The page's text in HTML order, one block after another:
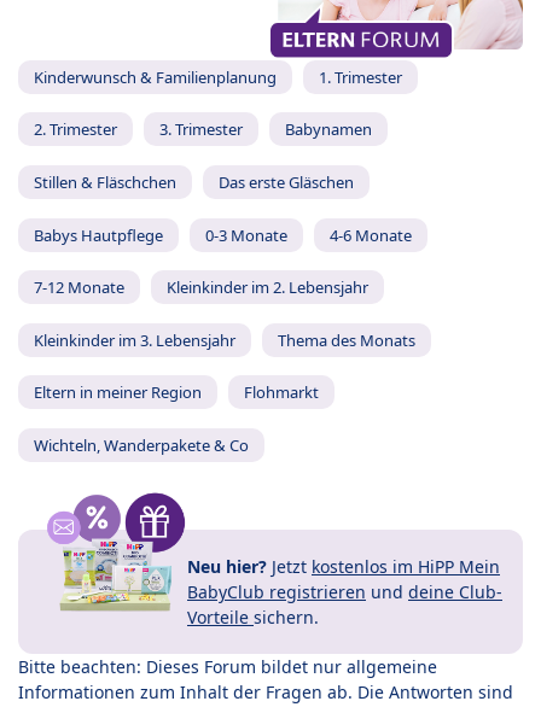
Kinderwunsch & Familienplanung 1. Trimester
2. Trimester 3. Trimester Babynamen
Stillen & Fläschchen Das erste Gläschen
Babys Hautpflege 0-3 Monate 4-6 Monate
7-12 Monate Kleinkinder im 2. Lebensjahr
Kleinkinder im 3. Lebensjahr Thema des Monats
Eltern in meiner Region Flohmarkt
Wichteln, Wanderpakete & Co
Neu hier? Jetzt kostenlos im HiPP Mein
BabyClub registrieren und deine Club-
Vorteile sichern.
Bitte beachten: Dieses Forum bildet nur allgemeine
Informationen zum Inhalt der Fragen ab. Die Antworten sind